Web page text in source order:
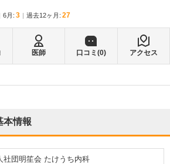
6月 : 3 過去12ヶ月: 27
医師 口コミ(0) アクセス
情報
社団明笙会 たけうち内科